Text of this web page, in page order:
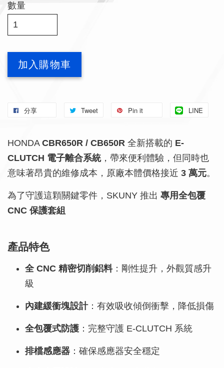
數量
加入購物車
分享 Tweet Pin it LINE
HONDA CBR650R / CB650R 全新搭載的 E-
CLUTCH 電子離合系統，帶來便利體驗，但同時也
意味著昂貴的維修成本，原廠本體價格接近 3 萬元。
為了守護這顆關鍵零件，SKUNY 推出 專用全包覆
CNC 保護套組
產品特色
全 CNC 精密切削鋁料：剛性提升，外觀質感升
級
內建緩衝塊設計：有效吸收傾倒衝擊，降低損傷
全包覆式防護 ：完整守護 E-CLUTCH 系統
排檔感應器 ：確保感應器安全穩定